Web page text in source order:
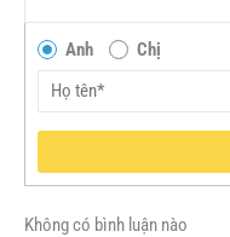
Anh Chị
Không có bình luận nào